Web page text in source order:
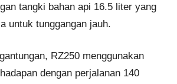
tangki bahan api 16.5 liter yang
untuk tunggangan jauh.
RZ250 menggunakan
dengan perjalanan 140